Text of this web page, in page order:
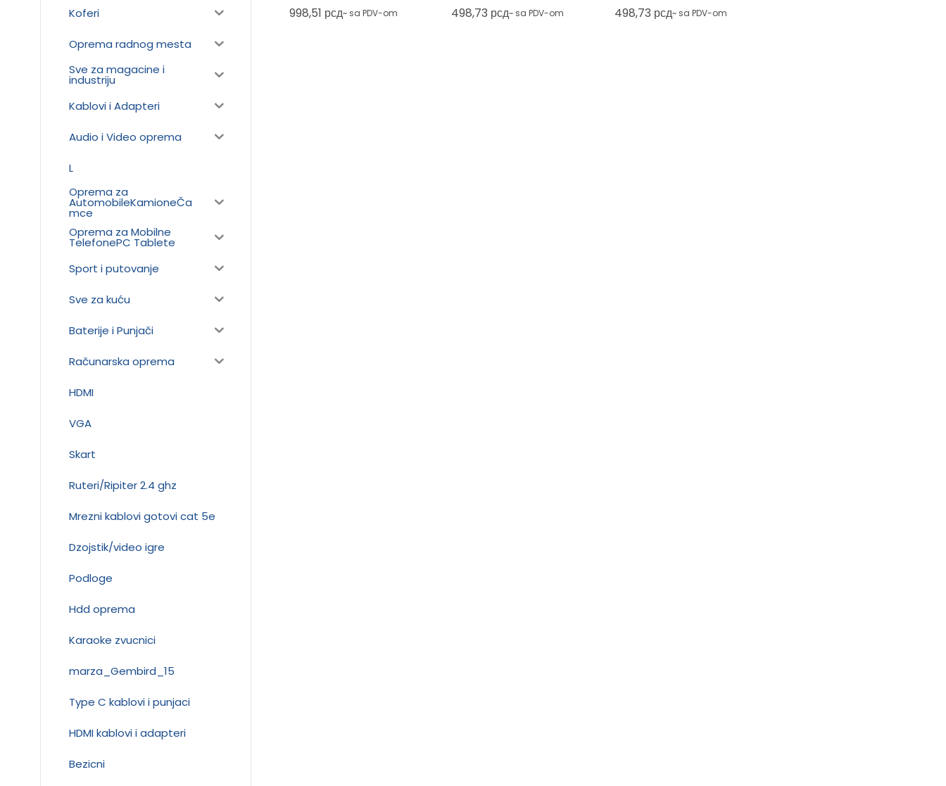
998,51 рсд~ sa PDV-om 498,73 рсд~ sa PDV-om 498,73 рсд~ sa PDV-om
Koferi
Oprema radnog mesta
Sve za magacine i
industriju
Kablovi i Adapteri
Audio i Video oprema
L
Oprema za
AutomobileKamioneČa
mce
Oprema za Mobilne
TelefonePC Tablete
Sport i putovanje
Sve za kuću
Baterije i Punjači
Računarska oprema
HDMI
VGA
Skart
Ruteri/Ripiter 2.4 ghz
Mrezni kablovi gotovi cat 5e
Dzojstik/video igre
Podloge
Hdd oprema
Karaoke zvucnici
marza_Gembird_15
Type C kablovi i punjaci
HDMI kablovi i adapteri
Bezicni